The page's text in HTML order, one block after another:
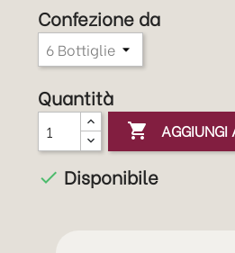
Confezione da
Quantità
 AGGIUNGI
 Disponibile